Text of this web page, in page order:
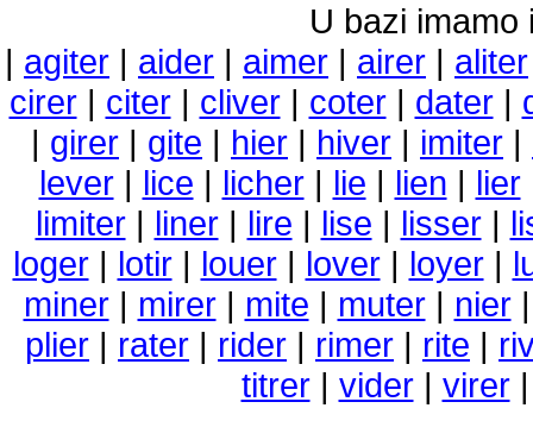
U bazi imamo
| agiter | aider | aimer | airer | aliter
cirer| citer| cliver| coter| dater|
| girer | gite | hier | hiver | imiter |
lever| lice | licher| lie | lien | lier
limiter| liner| lire | lise | lisser|
loger| lotir| louer| lover| loyer|
miner| mirer| mite | muter| nier
plier | rater | rider | rimer | rite |
titrer| vider| virer